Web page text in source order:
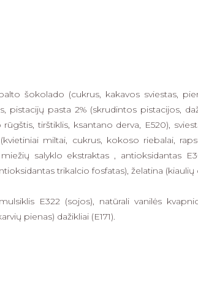
šokolado (cukrus, kakavos sviestas,
pistacijų pasta 2% (skrudintos pistacijos,
tirštiklis, ksantano derva, E520),
miltai, cukrus, kokoso riebalai,
salyklo ekstraktas , antioksidantas
trikalcio fosfatas), želatina
E322 (sojos), natūrali vanilės
pienas) dažikliai (E171).